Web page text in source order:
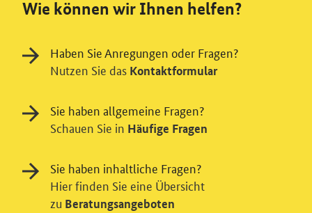
Wie können wir Ihnen helfen?
Haben Sie Anregungen oder Fragen?
Nutzen Sie das Kontaktformular
Sie haben allgemeine Fragen?
Schauen Sie in Häufige Fragen
Sie haben inhaltliche Fragen?
Hier finden Sie eine Übersicht
zu Beratungsangeboten